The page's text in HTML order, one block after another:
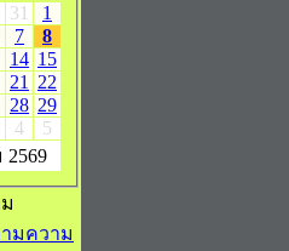
31
1
7
8
14 15
21
22
28 29
4
5
มความ